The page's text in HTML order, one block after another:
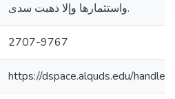
واستثمارها وإلا ذهبت سدى.
2707-9767
https://dspace.alquds.edu/